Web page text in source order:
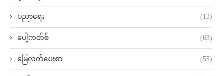
ပညာရေး (13)
ပေါ့ကတ်စ် (63)
မြေလတ်ပေးစာ (55)